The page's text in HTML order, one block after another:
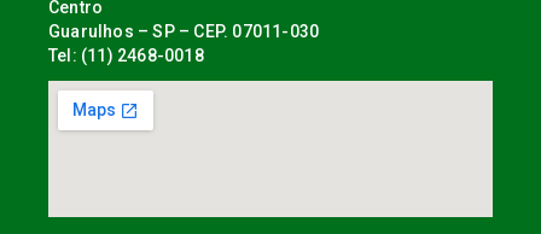
Centro
Guarulhos – SP – CEP. 07011-030
Tel: (11) 2468-0018